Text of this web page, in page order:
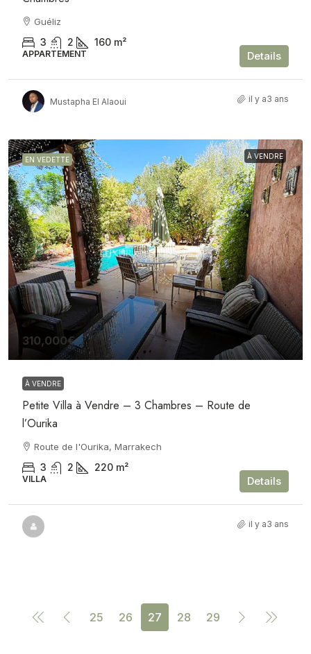
Guéliz
3 2 160 m²
APPARTEMENT Details
Mustapha El Alaoui il y a3 ans
EN VEDETTE À VENDRE
310,000€
À VENDRE
Petite Villa à Vendre – 3 Chambres – Route de
l’Ourika
Route de l'Ourika, Marrakech
3 2 220 m²
VILLA Details
il y a3 ans
25 26 27 28 29